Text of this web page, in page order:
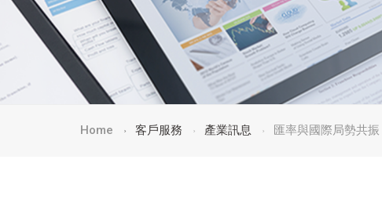
Home 客戶服務 產業訊息 匯率與國際局勢共